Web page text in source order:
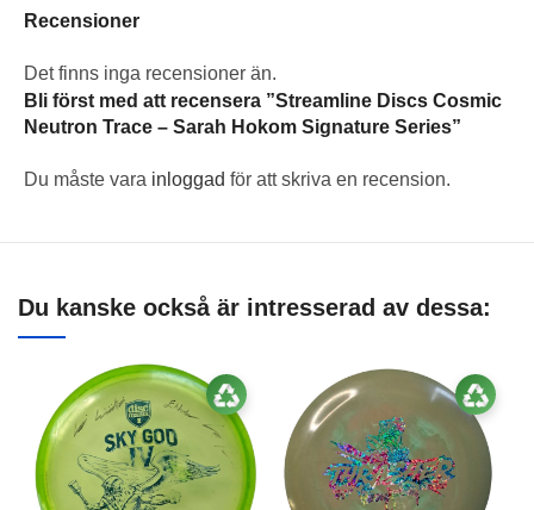
Recensioner
Det finns inga recensioner än.
Bli först med att recensera ”Streamline Discs Cosmic
Neutron Trace – Sarah Hokom Signature Series”
Du måste vara inloggad för att skriva en recension.
Du kanske också är intresserad av dessa: